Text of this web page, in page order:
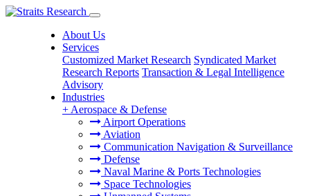
About Us
Services
Customized Market Research Syndicated Market
Research Reports Transaction & Legal Intelligence
Advisory
Industries
+ Aerospace & Defense
Airport Operations
Aviation
Communication Navigation & Surveillance
Defense
Naval Marine & Ports Technologies
Space Technologies